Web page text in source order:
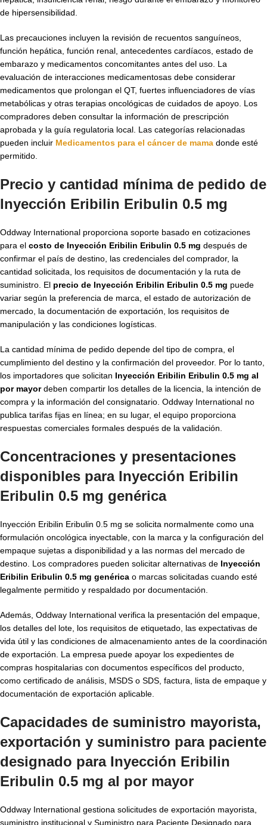
de hipersensibilidad.
Las precauciones incluyen la revisión de recuentos sanguíneos,
función hepática, función renal, antecedentes cardíacos, estado de
embarazo y medicamentos concomitantes antes del uso. La
evaluación de interacciones medicamentosas debe considerar
medicamentos que prolongan el QT, fuertes influenciadores de vías
metabólicas y otras terapias oncológicas de cuidados de apoyo. Los
compradores deben consultar la información de prescripción
aprobada y la guía regulatoria local. Las categorías relacionadas
pueden incluir Medicamentos para el cáncer de mama donde esté
permitido.
Precio y cantidad mínima de pedido de
Inyección Eribilin Eribulin 0.5 mg
Oddway International proporciona soporte basado en cotizaciones
para el costo de Inyección Eribilin Eribulin 0.5 mg después de
confirmar el país de destino, las credenciales del comprador, la
cantidad solicitada, los requisitos de documentación y la ruta de
suministro. El precio de Inyección Eribilin Eribulin 0.5 mg puede
variar según la preferencia de marca, el estado de autorización de
mercado, la documentación de exportación, los requisitos de
manipulación y las condiciones logísticas.
La cantidad mínima de pedido depende del tipo de compra, el
cumplimiento del destino y la confirmación del proveedor. Por lo tanto,
los importadores que solicitan Inyección Eribilin Eribulin 0.5 mg al
por mayordeben compartir los detalles de la licencia, la intención de
compra y la información del consignatario. Oddway International no
publica tarifas fijas en línea; en su lugar, el equipo proporciona
respuestas comerciales formales después de la validación.
Concentraciones y presentaciones
disponibles para Inyección Eribilin
Eribulin 0.5 mg genérica
Inyección Eribilin Eribulin 0.5 mg se solicita normalmente como una
formulación oncológica inyectable, con la marca y la configuración del
empaque sujetas a disponibilidad y a las normas del mercado de
destino. Los compradores pueden solicitar alternativas de Inyección
Eribilin Eribulin 0.5 mg genérica o marcas solicitadas cuando esté
legalmente permitido y respaldado por documentación.
Además, Oddway International verifica la presentación del empaque,
los detalles del lote, los requisitos de etiquetado, las expectativas de
vida útil y las condiciones de almacenamiento antes de la coordinación
de exportación. La empresa puede apoyar los expedientes de
compras hospitalarias con documentos específicos del producto,
como certificado de análisis, MSDS o SDS, factura, lista de empaque y
documentación de exportación aplicable.
Capacidades de suministro mayorista,
exportación y suministro para paciente
designado para Inyección Eribilin
Eribulin 0.5 mg al por mayor
Oddway International gestiona solicitudes de exportación mayorista,
suministro institucional y Suministro para Paciente Designado para